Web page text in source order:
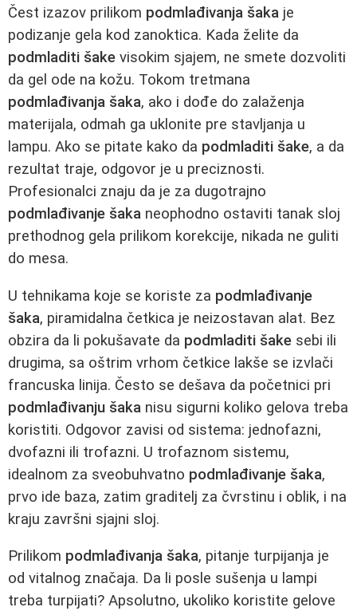
Čest izazov prilikom podmlađivanja šaka je
podizanje gela kod zanoktica. Kada želite da
podmladiti šake visokim sjajem, ne smete dozvoliti
da gel ode na kožu. Tokom tretmana
podmlađivanja šaka, ako i dođe do zalaženja
materijala, odmah ga uklonite pre stavljanja u
lampu. Ako se pitate kako da podmladiti šake, a da
rezultat traje, odgovor je u preciznosti.
Profesionalci znaju da je za dugotrajno
podmlađivanje šaka neophodno ostaviti tanak sloj
prethodnog gela prilikom korekcije, nikada ne guliti
do mesa.
U tehnikama koje se koriste za podmlađivanje
šaka, piramidalna četkica je neizostavan alat. Bez
obzira da li pokušavate da podmladiti šake sebi ili
drugima, sa oštrim vrhom četkice lakše se izvlači
francuska linija. Često se dešava da početnici pri
podmlađivanju šaka nisu sigurni koliko gelova treba
koristiti. Odgovor zavisi od sistema: jednofazni,
dvofazni ili trofazni. U trofaznom sistemu,
idealnom za sveobuhvatno podmlađivanje šaka,
prvo ide baza, zatim graditelj za čvrstinu i oblik, i na
kraju završni sjajni sloj.
Prilikom podmlađivanja šaka, pitanje turpijanja je
od vitalnog značaja. Da li posle sušenja u lampi
treba turpijati? Apsolutno, ukoliko koristite gelove